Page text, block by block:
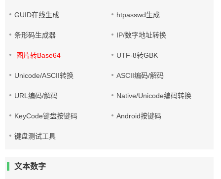
GUID在线生成 htpasswd生成
条形码生成器 IP/数字地址转换
图片转Base64 UTF-8转GBK
Unicode/ASCII转换 ASCII编码/解码
URL编码/解码 Native/Unicode编码转换
KeyCode键盘按键码 Android按键码
键盘测试工具
文本数字